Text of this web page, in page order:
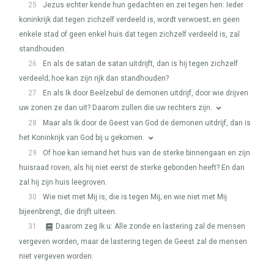
25
Jezus echter kende hun gedachten en zei tegen hen: Ieder
koninkrijk dat tegen zichzelf verdeeld is, wordt verwoest; en geen
enkele stad of geen enkel huis dat tegen zichzelf verdeeld is, zal
standhouden.
26
En als de satan de satan uitdrijft, dan is hij tegen zichzelf
verdeeld; hoe kan zijn rijk dan standhouden?
27
En als Ik door Beëlzebul de demonen uitdrijf, door wie drijven
uw zonen ze dan uit? Daarom zullen die uw rechters zijn.
28
Maar als Ik door de Geest van God de demonen uitdrijf, dan is
het Koninkrijk van God bij u gekomen.
29
Of hoe kan iemand het huis van de sterke binnengaan en zijn
huisraad roven, als hij niet eerst de sterke gebonden heeft? En dan
zal hij zijn huis leegroven.
30
Wie niet met Mij is, die is tegen Mij; en wie niet met Mij
bijeenbrengt, die drijft uiteen.
31
Daarom zeg Ik u: Alle zonde en lastering zal de mensen
vergeven worden, maar de lastering tegen de Geest zal de mensen
niet vergeven worden.